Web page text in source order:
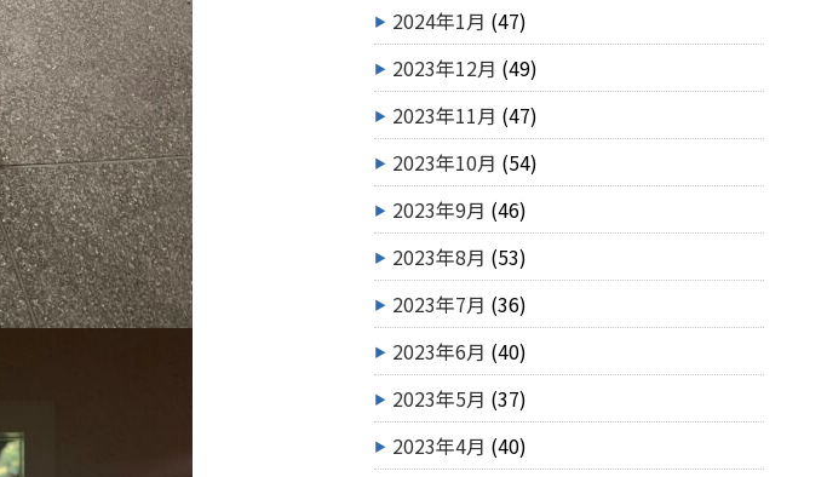
2024年1月 (47)
2023年12月 (49)
2023年11月 (47)
2023年10月 (54)
2023年9月 (46)
2023年8月 (53)
2023年7月 (36)
2023年6月 (40)
2023年5月 (37)
2023年4月 (40)